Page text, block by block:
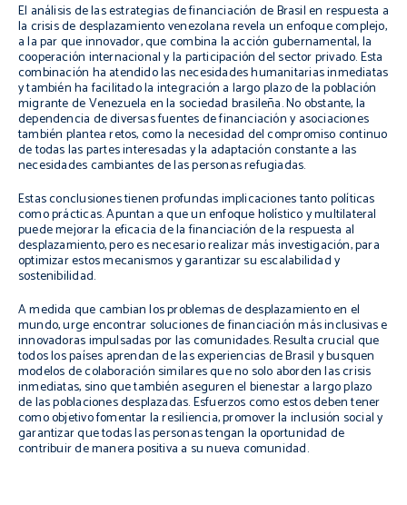
El análisis de las estrategias de financiación de Brasil en respuesta a
la crisis de desplazamiento venezolana revela un enfoque complejo,
a la par que innovador, que combina la acción gubernamental, la
cooperación internacional y la participación del sector privado. Esta
combinación ha atendido las necesidades humanitarias inmediatas
y también ha facilitado la integración a largo plazo de la población
migrante de Venezuela en la sociedad brasileña. No obstante, la
dependencia de diversas fuentes de financiación y asociaciones
también plantea retos, como la necesidad del compromiso continuo
de todas las partes interesadas y la adaptación constante a las
necesidades cambiantes de las personas refugiadas.
Estas conclusiones tienen profundas implicaciones tanto políticas
como prácticas. Apuntan a que un enfoque holístico y multilateral
puede mejorar la eficacia de la financiación de la respuesta al
desplazamiento, pero es necesario realizar más investigación, para
optimizar estos mecanismos y garantizar su escalabilidad y
sostenibilidad.
A medida que cambian los problemas de desplazamiento en el
mundo, urge encontrar soluciones de financiación más inclusivas e
innovadoras impulsadas por las comunidades. Resulta crucial que
todos los países aprendan de las experiencias de Brasil y busquen
modelos de colaboración similares que no solo aborden las crisis
inmediatas, sino que también aseguren el bienestar a largo plazo
de las poblaciones desplazadas. Esfuerzos como estos deben tener
como objetivo fomentar la resiliencia, promover la inclusión social y
garantizar que todas las personas tengan la oportunidad de
contribuir de manera positiva a su nueva comunidad.